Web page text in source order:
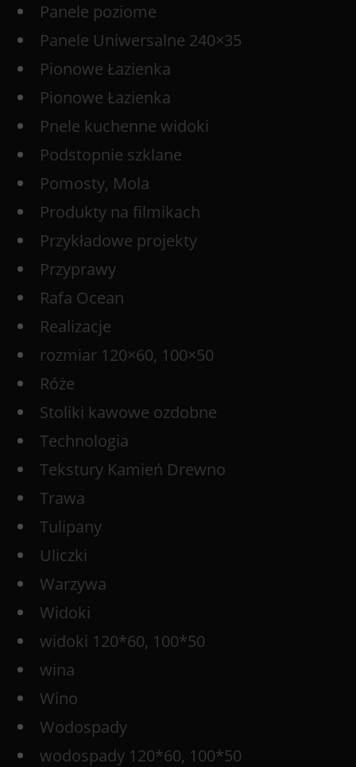
Panele poziome
Panele Uniwersalne 240×35
Pionowe Łazienka
Pionowe Łazienka
Pnele kuchenne widoki
Podstopnie szklane
Pomosty, Mola
Produkty na filmikach
Przykładowe projekty
Przyprawy
Rafa Ocean
Realizacje
rozmiar 120×60, 100×50
Róże
Stoliki kawowe ozdobne
Technologia
Tekstury Kamień Drewno
Trawa
Tulipany
Uliczki
Warzywa
Widoki
widoki 120*60, 100*50
wina
Wino
Wodospady
wodospady 120*60, 100*50